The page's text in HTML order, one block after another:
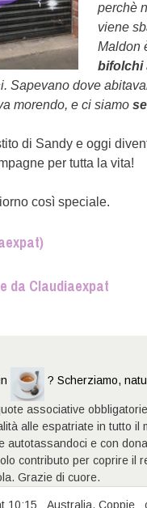
perchè
viene
Maldon
bifolchi
Sapevano dove
morendo, e ci siamo
di Sandy e oggi
per tutta la vita!
così speciale.
da Claudiaexpat
? Scherziamo,
associative
alle espatriate in tutto
autotassandoci e con
contributo per coprire il
Grazie di cuore.
10:15 Australia,Coppie